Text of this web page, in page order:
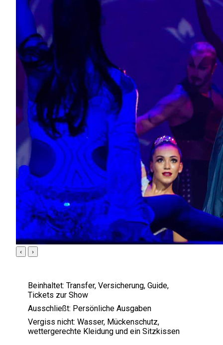
‹ ›
Beinhaltet: Transfer, Versicherung, Guide,
Tickets zur Show
Ausschließt: Persönliche Ausgaben
Vergiss nicht: Wasser, Mückenschutz,
wettergerechte Kleidung und ein Sitzkissen